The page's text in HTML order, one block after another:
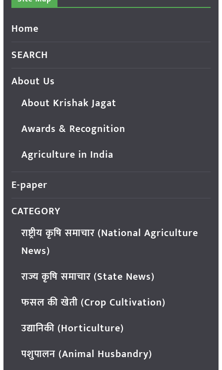
Home
SEARCH
About Us
About Krishak Jagat
Awards & Recognition
Agriculture in India
E-paper
CATEGORY
राष्ट्रीय कृषि समाचार (National Agriculture
News)
राज्य कृषि समाचार (State News)
फसल की खेती (Crop Cultivation)
उद्यानिकी (Horticulture)
पशुपालन (Animal Husbandry)